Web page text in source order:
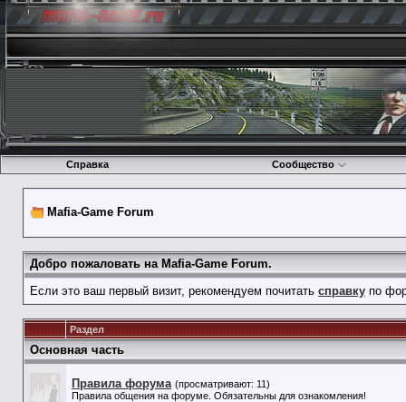
Справка Сообщество
Mafia-Game Forum
Добро пожаловать на Mafia-Game Forum.
Если это ваш первый визит, рекомендуем почитать справку по
Раздел
Основная часть
Правила форума (просматривают: 11)
Правила общения на форуме. Обязательны для ознакомления!